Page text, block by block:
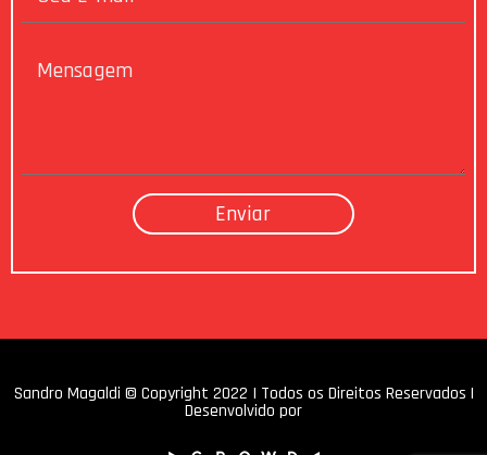
Sandro Magaldi © Copyright 2022 I Todos os Direitos Reservados |
Desenvolvido por